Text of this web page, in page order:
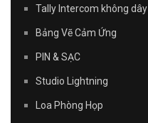
Tally Intercom không dây
Bảng Vẽ Cảm Ứng
PIN & SẠC
Studio Lightning
Loa Phòng Họp